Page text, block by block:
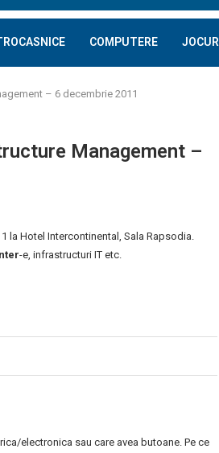
COMPUTERE JOCURI
– 6 decembrie 2011
Management –
la Hotel Intercontinental, Sala Rapsodia.
-e, infrastructuri IT etc.
electronica sau care avea butoane. Pe ce